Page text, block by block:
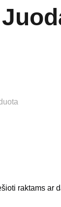
raktams ar